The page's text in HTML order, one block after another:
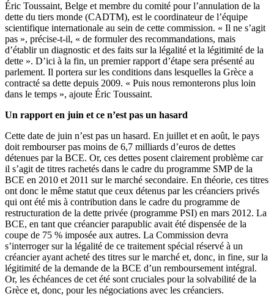
Éric Toussaint, Belge et membre du comité pour l’annulation de la
dette du tiers monde (CADTM), est le coordinateur de l’équipe
scientifique internationale au sein de cette commission. « Il ne s’agit
pas », précise-t-il, « de formuler des recommandations, mais
d’établir un diagnostic et des faits sur la légalité et la légitimité de la
dette ». D’ici à la fin, un premier rapport d’étape sera présenté au
parlement. Il portera sur les conditions dans lesquelles la Grèce a
contracté sa dette depuis 2009. « Puis nous remonterons plus loin
dans le temps », ajoute Éric Toussaint.
Un rapport en juin et ce n’est pas un hasard
Cette date de juin n’est pas un hasard. En juillet et en août, le pays
doit rembourser pas moins de 6,7 milliards d’euros de dettes
détenues par la BCE. Or, ces dettes posent clairement problème car
il s’agit de titres rachetés dans le cadre du programme SMP de la
BCE en 2010 et 2011 sur le marché secondaire. En théorie, ces titres
ont donc le même statut que ceux détenus par les créanciers privés
qui ont été mis à contribution dans le cadre du programme de
restructuration de la dette privée (programme PSI) en mars 2012. La
BCE, en tant que créancier parapublic avait été dispensée de la
coupe de 75 % imposée aux autres. La Commission devra
s’interroger sur la légalité de ce traitement spécial réservé à un
créancier ayant acheté des titres sur le marché et, donc, in fine, sur la
légitimité de la demande de la BCE d’un remboursement intégral.
Or, les échéances de cet été sont cruciales pour la solvabilité de la
Grèce et, donc, pour les négociations avec les créanciers.